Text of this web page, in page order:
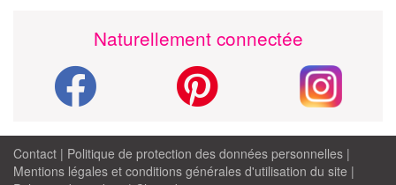
Naturellement connectée
Contact | Politique de protection des données personnelles |
Mentions légales et conditions générales d'utilisation du site |